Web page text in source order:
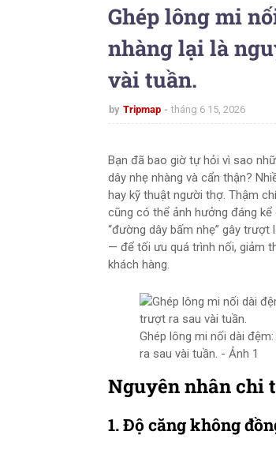
Ghép lông mi
nhàng lại là
vài tuần.
by Tripmap tháng 6 15, 2026
Bạn đã bao giờ tự hỏi vì sao
dây nhẹ nhàng và cẩn thận?
hay kỹ thuật người thợ. Thậm
cũng có thể ảnh hưởng đáng
“đường dây bấm nhẹ” gây
— để tối ưu quá trình nối, giảm
khách hàng.
Ghép lông mi nối dài
ra sau vài tuần. - Ảnh 1
Nguyên nhân chi
1. Độ căng không